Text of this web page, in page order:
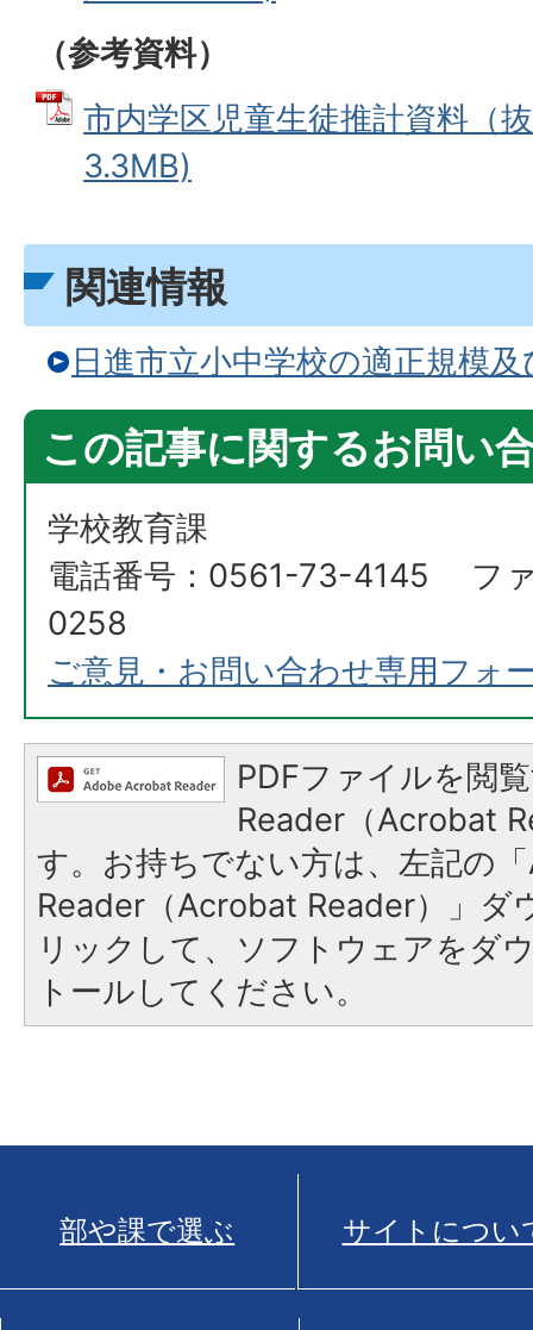
（参考資料）
市内学区児童生徒推計資料（
3.3MB)
関連情報
日進市立小中学校の適正規模
この記事に関するお問い
学校教育課
電話番号：0561-73-4145 フ
0258
ご意見・お問い合わせ専用フォ
PDFファイルを閲
Reader（Acrobat
す。お持ちでない方は、左記の
Reader（Acrobat Reader）」ダ
リックして、ソフトウェアをダ
トールしてください。
部や課で選ぶ サイトについ